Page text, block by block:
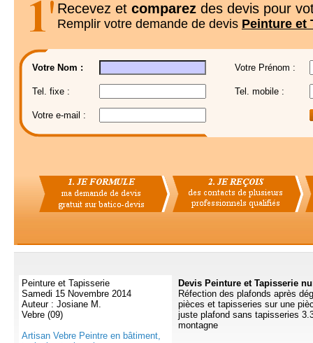
Recevez et comparez des devis pour
Remplir votre demande de devis Peinture et
Votre Nom : Votre Prénom :
Tel. fixe : Tel. mobile :
Votre e-mail :
Peinture et Tapisserie
Samedi 15 Novembre 2014
Auteur : Josiane M.
Vebre (09)
Artisan Vebre Peintre en bâtiment,
Devis Peinture et Tapisserie
Réfection des plafonds après
pièces et tapisseries sur une
juste plafond sans tapisseries
montagne